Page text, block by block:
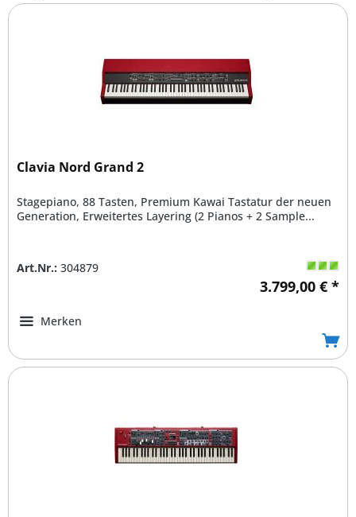
Clavia Nord Grand 2
Stagepiano, 88 Tasten, Premium Kawai Tastatur der neuen
Generation, Erweitertes Layering (2 Pianos + 2 Sample...
Art.Nr.: 304879
3.799,00 € *
Merken